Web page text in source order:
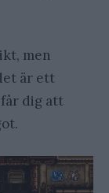
men
är ett
dig att